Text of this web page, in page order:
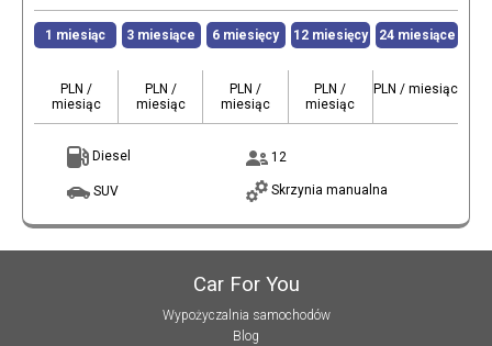
1 miesiąc 3 miesiące 6 miesięcy 12 miesięcy 24 miesiące
PLN /
miesiąc
PLN /
miesiąc
PLN /
miesiąc
PLN /
miesiąc
PLN / miesiąc
Diesel 12
SUV Skrzynia manualna
Car For You
Wypożyczalnia samochodów
Blog